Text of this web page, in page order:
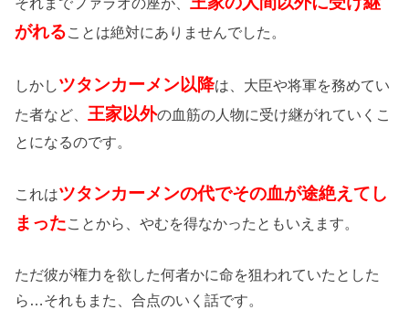
がれることは絶対にありませんでした。
しかしツタンカーメン以降は、大臣や将軍を務めてい
た者など、 王家以外の血筋の人物に受け継がれていくこ
とになるのです。
これはツタンカーメンの代でその血が途絶えてし
まったことから、やむを得なかったともいえます。
ただ彼が権力を欲した何者かに命を狙われていたとした
ら…それもまた、合点のいく話です。